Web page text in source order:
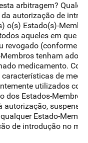
arbitragem?
autorização de
o(s) Estado(s)-
aqueles em que o
revogado (conforme o
tenham
medicamento.
de
utilizados
dos Estados-
autorização,
Estado-
de introdução no